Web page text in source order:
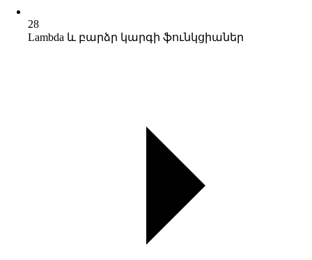
28
Lambda և բարձր կարգի ֆունկցիաներ